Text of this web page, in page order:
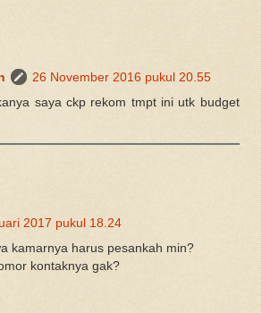
26 November 2016 pukul 20.55
saya ckp rekom tmpt ini utk budget
2017 pukul 18.24
kamarnya harus pesankah min?
kontaknya gak?